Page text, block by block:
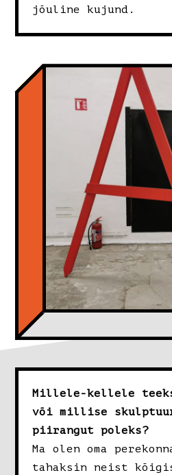
jõuline kujund.
Millele-kellele
või millise
piirangut poleks?
Ma olen oma
tahaksin neist